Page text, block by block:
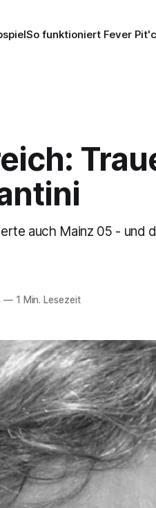
So funktioniert Fever
auch Mainz 05 - und
—1 Min. Lesezeit